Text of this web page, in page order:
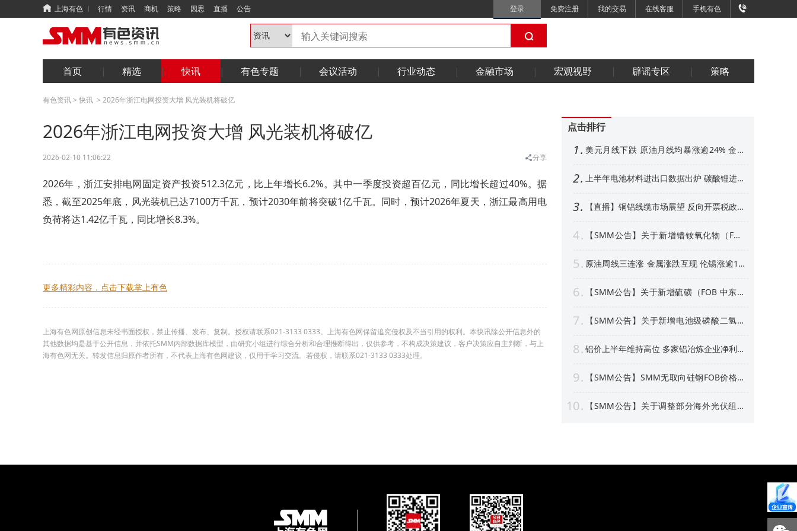
上海有色 行情 资讯 商机 策略 因思 直播 公告 登录 免费注册 我的交易 在线客服 手机有色
首页 精选 快讯 有色专题 会议活动 行业动态 金融市场 宏观视野 辟谣专区 策略
有色资讯> 快讯 > 2026年浙江电网投资大增 风光装机将破亿
2026年浙江电网投资大增 风光装机将破亿
2026-02-10 11:06:22 分享
2026年，浙江安排电网固定资产投资512.3亿元，比上年增长6.2%。其中一季度投资超百亿元，同比增长超过40%。据
悉，截至2025年底，风光装机已达7100万千瓦，预计2030年前将突破1亿千瓦。同时，预计2026年夏天，浙江最高用电
负荷将达1.42亿千瓦，同比增长8.3%。
更多精彩内容，点击下载掌上有色
上海有色网原创信息未经书面授权，禁止传播、发布、复制。授权请联系021-3133 0333。上海有色网保留追究侵权及不当引用的权利。本快讯除公开信息外的
其他数据均是基于公开信息，并依托SMM内部数据库模型，由研究小组进行综合分析和合理推断得出，仅供参考，不构成决策建议，客户决策应自主判断，与上
海有色网无关。转发信息归原作者所有，不代表上海有色网建议，仅用于学习交流。若侵权，请联系021-3133 0333处理。
点击排行
1
美元月线下跌 原油月线均暴涨逾24% 金属
2 上半年电池材料进出口数据出炉 碳酸锂进口
3
【直播】铜铝线缆市场展望 反向开票税政形
4
【SMM公告】关于新增镨钕氧化物（FOB
5
原油周线三连涨 金属涨跌互现 伦锡涨逾1%
6
【SMM公告】关于新增硫磺（FOB 中东）
7
【SMM公告】关于新增电池级磷酸二氢锂
8 铝价上半年维持高位 多家铝冶炼企业净利预
9
【SMM公告】SMM无取向硅钢FOB价格点
10
【SMM公告】关于调整部分海外光伏组件